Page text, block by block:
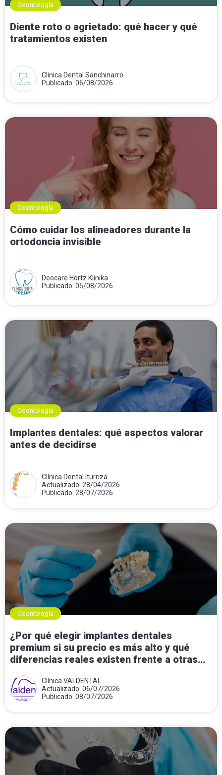
Odontología
Diente roto o agrietado: qué hacer y qué
tratamientos existen
Clinica Dental Sanchinarro
Publicado: 06/08/2026
Odontología
Cómo cuidar los alineadores durante la
ortodoncia invisible
Deocare Hortz Klinika
Publicado: 05/08/2026
Odontología
Implantes dentales: qué aspectos valorar
antes de decidirse
Clínica Dental Iturriza
Actualizado: 28/04/2026
Publicado: 28/07/2026
Odontología
¿Por qué elegir implantes dentales
premium si su precio es más alto y qué
diferencias reales existen frente a otras
Clínica VALDENTAL
Actualizado: 06/07/2026
Publicado: 08/07/2026